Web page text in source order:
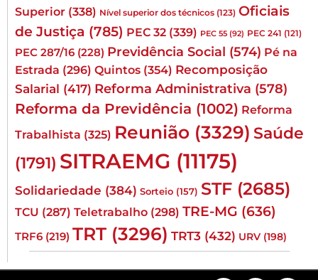
Superior (338) Nível superior dos técnicos (123) Oficiais
de Justiça (785) PEC 32 (339) PEC 55 (92) PEC 241 (121)
PEC 287/16 (228) Previdência Social (574) Pé na
Estrada (296) Quintos (354) Recomposição
Salarial (417) Reforma Administrativa (578)
Reforma da Previdência (1002) Reforma
Trabalhista (325) Reunião (3329) Saúde
(1791) SITRAEMG (11175)
Solidariedade (384) Sorteio (157) STF (2685)
TCU (287) Teletrabalho (298) TRE-MG (636)
TRF6 (219) TRT (3296) TRT3 (432) URV (198)